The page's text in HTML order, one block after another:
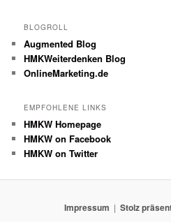
BLOGROLL
Augmented Blog
HMKWeiterdenken Blog
OnlineMarketing.de
EMPFOHLENE LINKS
HMKW Homepage
HMKW on Facebook
HMKW on Twitter
Impressum Stolz